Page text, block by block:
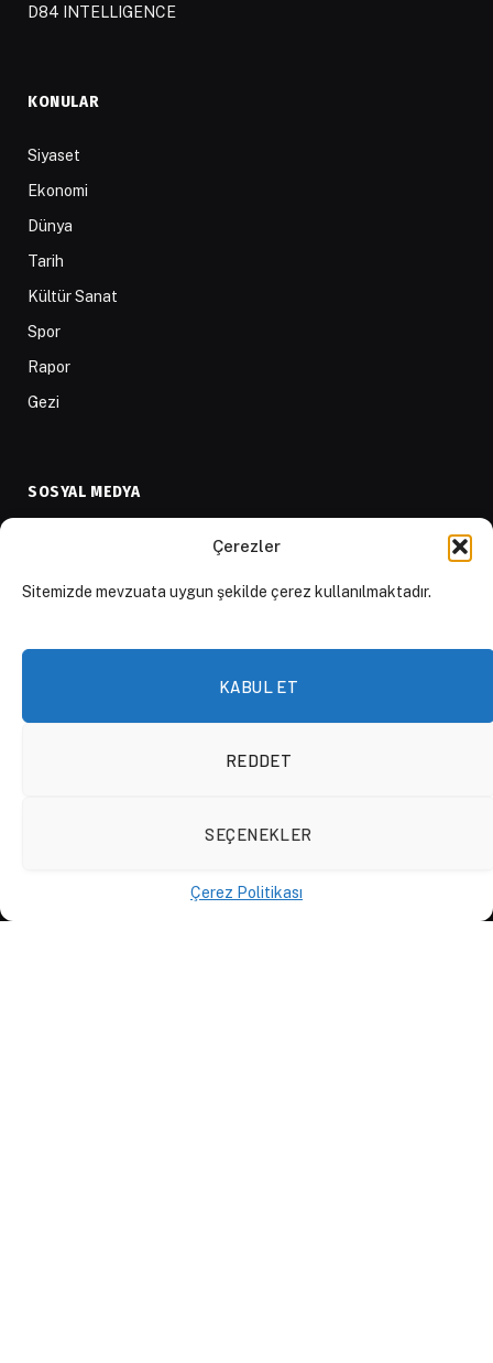
Çerezler
Sitemizde mevzuata uygun şekilde çerez kullanılmaktadır.
KABUL ET
REDDET
SEÇENEKLER
Çerez Politikası
D84 INTELLIGENCE
KONULAR
Siyaset
Ekonomi
Dünya
Tarih
Kültür Sanat
Spor
Rapor
Gezi
SOSYAL MEDYA
Youtube
Apple Podcast